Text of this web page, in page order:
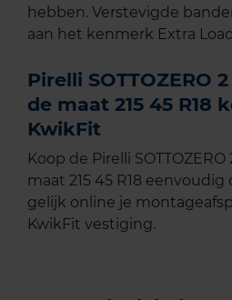
hebben. Verstevigde
aan het kenmerk Extra
Pirelli SOTTOZERO
de maat 215 45 R18
KwikFit
Koop de Pirelli
maat 215 45 R18
gelijk online je
KwikFit vestiging.